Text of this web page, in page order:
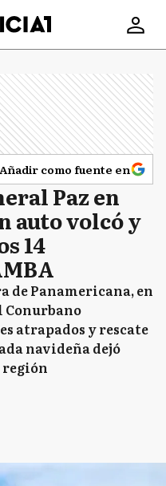
Añadir como fuente en
Paz en
auto volcó y
14
de Panamericana, en
Conurbano
atrapados y rescate
navideña dejó